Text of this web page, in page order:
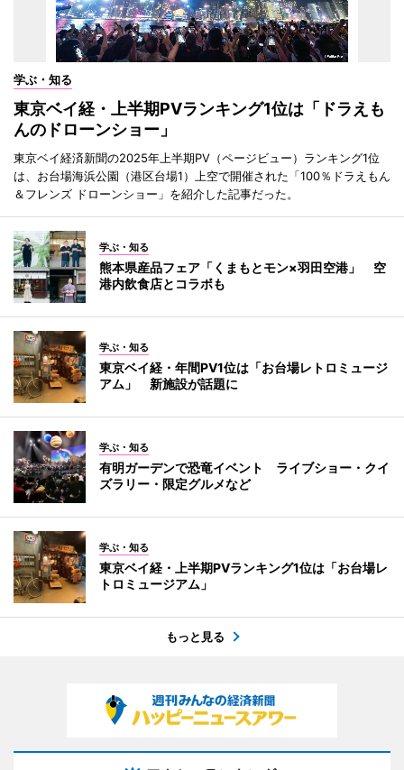
学ぶ・知る
東京ベイ経・上半期PVランキング1位は「ドラえも
んのドローンショー」
東京ベイ経済新聞の2025年上半期PV（ページビュー）ランキング1位
は、お台場海浜公園（港区台場1）上空で開催された「100％ドラえもん
＆フレンズ ドローンショー」を紹介した記事だった。
学ぶ・知る
熊本県産品フェア「くまもとモン×羽田空港」 空
港内飲食店とコラボも
学ぶ・知る
東京ベイ経・年間PV1位は「お台場レトロミュージ
アム」 新施設が話題に
学ぶ・知る
有明ガーデンで恐竜イベント ライブショー・クイ
ズラリー・限定グルメなど
学ぶ・知る
東京ベイ経・上半期PVランキング1位は「お台場レ
トロミュージアム」
もっと見る